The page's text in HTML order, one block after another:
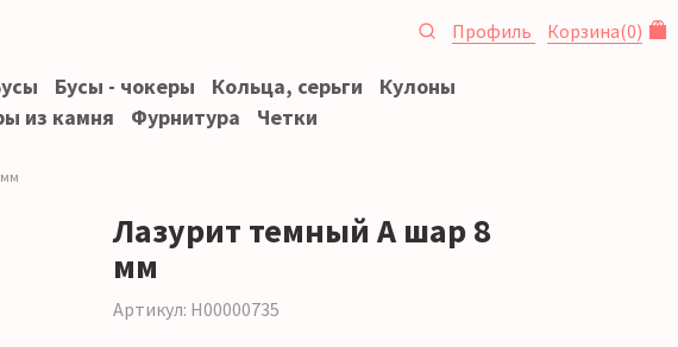
Профиль Корзина(0)
Бусы - чокеры Кольца, серьги
Кулоны
из камня Фурнитура Четки
Лазурит темный А шар 8
мм
Артикул: Н00000735